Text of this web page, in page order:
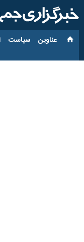
عناوین‌ سیاست